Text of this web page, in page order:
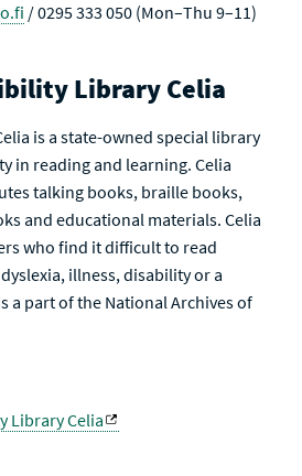
/ 0295 333 050 (Mon–Thu 9–11)
Library Celia
is a state-owned special library
in reading and learning. Celia
talking books, braille books,
and educational materials. Celia
who find it difficult to read
illness, disability or a
a part of the National Archives of
Library Celia